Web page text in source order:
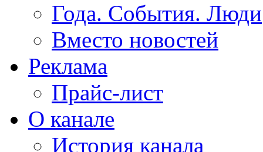
Года. События. Люди
Вместо новостей
Реклама
Прайс-лист
О канале
История канала